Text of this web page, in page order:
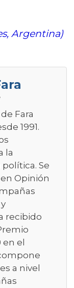
Argentina)
Fara
1991.
la
Se
Opinión
recibido
el
a nivel